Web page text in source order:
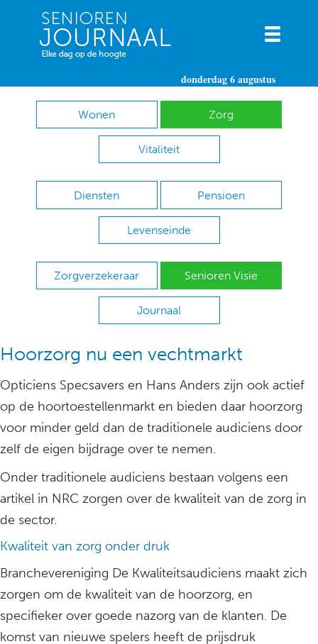
donderdag 6 augustus
Wonen Zorg
Vitaliteit
Diensten Pensioen
Levenseinde
Zorgverzekeraar Senioren Visie
Journaal
Hoorzorg nu een vechtmarkt
Opticiens Specsavers en Hans Anders zijn ook actief
op de hoortoestellenmarkt en bieden daar hoorzorg
voor minder geld dan de traditionele audiciens door
zelf de eigen bijdrage over te nemen.
Onder traditionele audiciens bestaan volgens een
artikel in NRC zorgen over de kwaliteit van de zorg in
de sector.
Kwaliteit van zorg onder druk
Branchevereniging De Kwaliteitsaudiciens maakt zich
zorgen om de kwaliteit van de hoorzorg, en
specifieker over goede nazorg van de klanten. De
komst van nieuwe spelers heeft de prijsdruk